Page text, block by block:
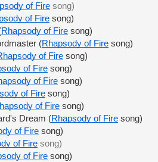
of Fire song)
of Fire song)
Rhapsody of Fire song)
(Rhapsody of Fire song)
of Fire song)
of Fire song)
of Fire song)
of Fire song)
of Fire song)
Dream (Rhapsody of Fire song)
of Fire song)
of Fire song)
of Fire song)